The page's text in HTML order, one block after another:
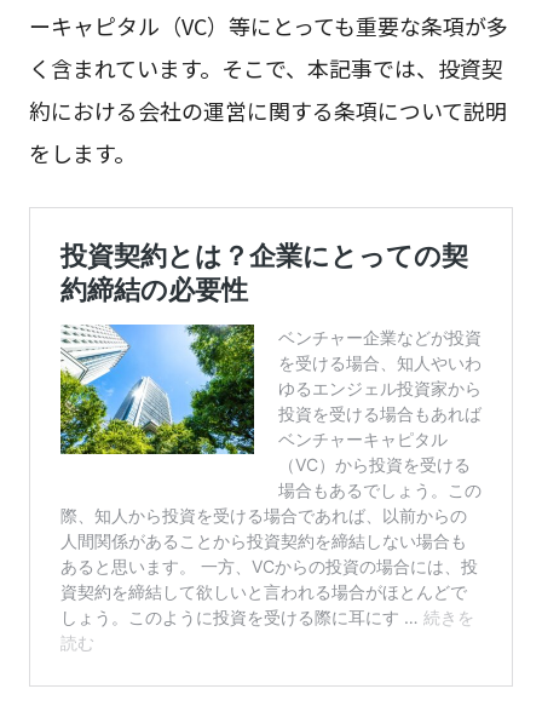
ーキャピタル（VC）等にとっても重要な条項が多
く含まれています。そこで、本記事では、投資契
約における会社の運営に関する条項について説明
をします。